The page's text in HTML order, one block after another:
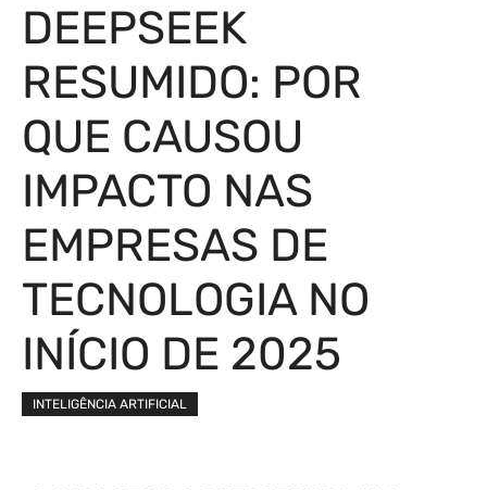
DEEPSEEK
RESUMIDO: POR
QUE CAUSOU
IMPACTO NAS
EMPRESAS DE
TECNOLOGIA NO
INÍCIO DE 2025
INTELIGÊNCIA ARTIFICIAL